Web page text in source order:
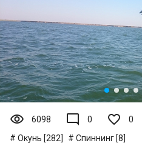
visibility 6098 mode_comment 0
0
Окунь [282]
Спиннинг [8]